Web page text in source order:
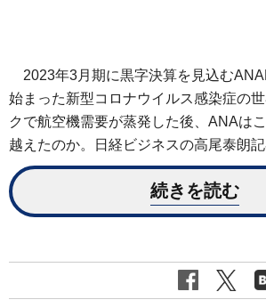
2023年3月期に黒字決算を見込む
始まった新型コロナウイルス感染症の
クで航空機需要が蒸発した後、ANAは
越えたのか。日経ビジネスの高尾泰朗
続きを読む